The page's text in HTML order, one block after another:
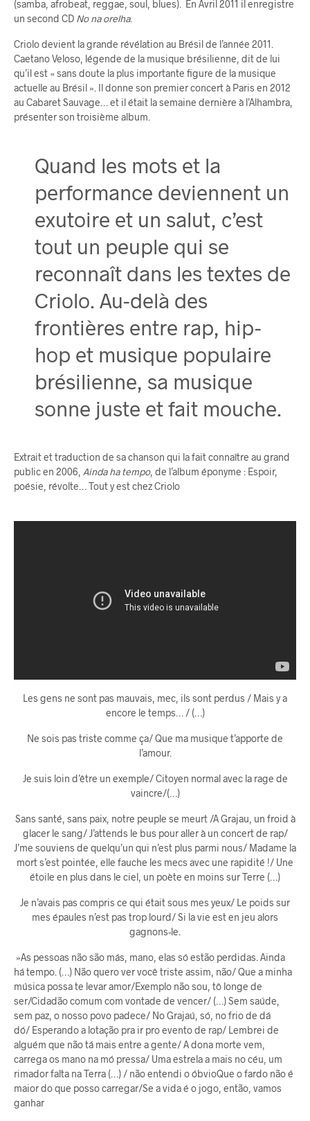
(samba, afrobeat, reggae, soul, blues). En Avril 2011 il enregistre
un second CD No na orelha.
Criolo devient la grande révélation au Brésil de l’année 2011.
Caetano Veloso, légende de la musique brésilienne, dit de lui
qu’il est « sans doute la plus importante figure de la musique
actuelle au Brésil ». Il donne son premier concert à Paris en 2012
au Cabaret Sauvage… et il était la semaine dernière à l’Alhambra,
présenter son troisième album.
Quand les mots et la
performance deviennent un
exutoire et un salut, c’est
tout un peuple qui se
reconnaît dans les textes de
Criolo. Au-delà des
frontières entre rap, hip-
hop et musique populaire
brésilienne, sa musique
sonne juste et fait mouche.
Extrait et traduction de sa chanson qui la fait connaître au grand
public en 2006, Ainda ha tempo, de l’album éponyme : Espoir,
poésie, révolte… Tout y est chez Criolo
Les gens ne sont pas mauvais, mec, ils sont perdus / Mais y a
encore le temps… / (…)
Ne sois pas triste comme ça/ Que ma musique t’apporte de
l’amour.
Je suis loin d’être un exemple/ Citoyen normal avec la rage de
vaincre/(…)
Sans santé, sans paix, notre peuple se meurt /A Grajau, un froid à
glacer le sang/ J’attends le bus pour aller à un concert de rap/
J’me souviens de quelqu’un qui n’est plus parmi nous/ Madame la
mort s’est pointée, elle fauche les mecs avec une rapidité !/ Une
étoile en plus dans le ciel, un poète en moins sur Terre (…)
Je n’avais pas compris ce qui était sous mes yeux/ Le poids sur
mes épaules n’est pas trop lourd/ Si la vie est en jeu alors
gagnons-le.
»As pessoas não são más, mano, elas só estão perdidas. Ainda
há tempo. (…) Não quero ver você triste assim, não/ Que a minha
música possa te levar amor/Exemplo não sou, tô longe de
ser/Cidadão comum com vontade de vencer/ (…) Sem saúde,
sem paz, o nosso povo padece/ No Grajaú, só, no frio de dá
dó/ Esperando a lotação pra ir pro evento de rap/ Lembrei de
alguém que não tá mais entre a gente/ A dona morte vem,
carrega os mano na mó pressa/ Uma estrela a mais no céu, um
rimador falta na Terra (…) / não entendi o óbvioQue o fardo não é
maior do que posso carregar/Se a vida é o jogo, então, vamos
ganhar